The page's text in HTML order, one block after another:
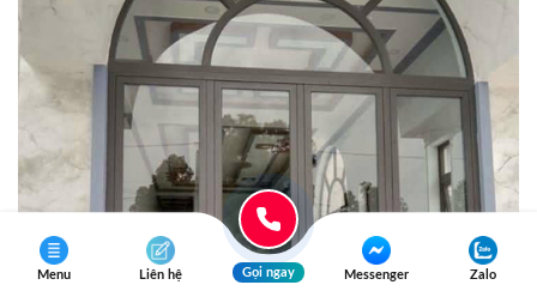
Menu Liên hệ Gọi ngay Messenger Zalo